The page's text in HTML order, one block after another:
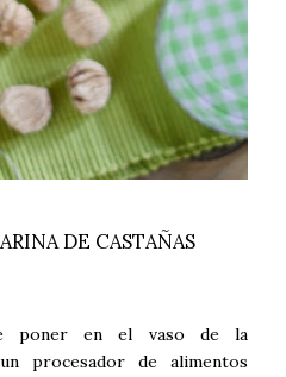
DE CASTAÑAS
poner en el vaso de la
procesador de alimentos